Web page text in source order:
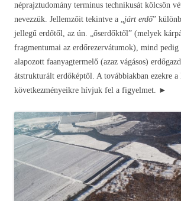
néprajztudomány terminus technikusát kölcsön
nevezzük. Jellemzőit tekintve a „járt erdő”
jellegű erdőtől, az ún. „őserdőktől” (melyek
fragmentumai az erdőrezervátumok), mind pedig
alapozott faanyagtermelő (azaz vágásos)
átstrukturált erdőképtől. A továbbiakban ezekre a
következményeikre hívjuk fel a figyelmet. ►